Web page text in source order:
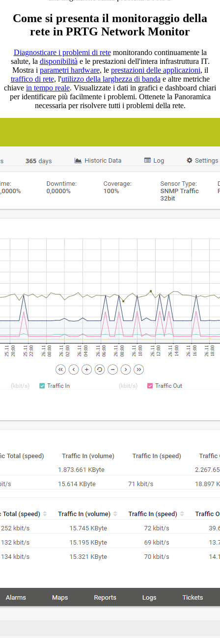
Come si presenta il monitoraggio della
rete in PRTG Network Monitor
Diagnosticare i problemi di retemonitorando continuamente la
salute, la disponibilità e le prestazioni dell'intera infrastruttura IT.
Mostra i parametri hardware, le prestazioni delle applicazioni, il
traffico di rete, l'utilizzo della larghezza di banda e altre metriche
chiave in tempo reale. Visualizzate i dati in grafici e dashboard chiari
per identificare più facilmente i problemi. Ottenete la Panoramica
necessaria per risolvere tutti i problemi della rete.